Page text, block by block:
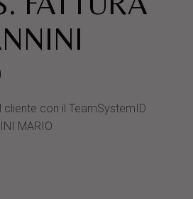
cliente con il TeamSystemID
MARIO